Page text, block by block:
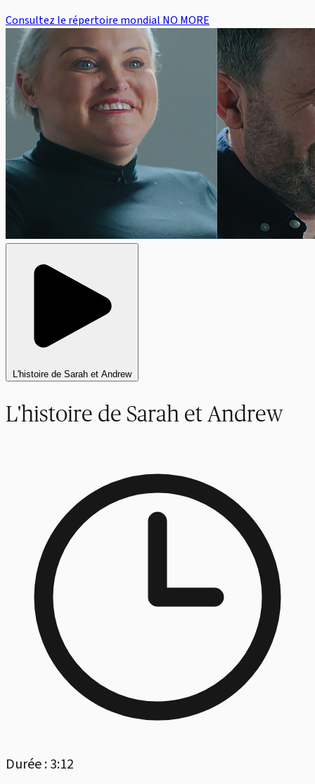
Consultez le répertoire mondial NO MORE
L'histoire de Sarah et Andrew
L'histoire de Sarah et Andrew
Durée : 3:12